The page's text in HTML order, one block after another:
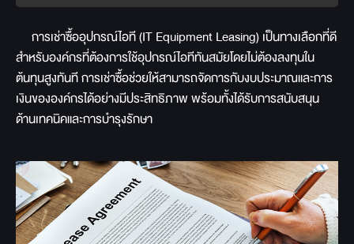
การเช่าซื้ออุปกรณ์ไอที (IT Equipment Leasing) เป็นทางเลือกที่ดี
สำหรับองค์กรที่ต้องการใช้อุปกรณ์ไอทีทันสมัยโดยไม่ต้องลงทุนใน
ต้นทุนสูงทันที การเช่าซื้อช่วยให้สามารถจัดการกับงบประมาณและการ
เงินขององค์กรได้อย่างมีประสิทธิภาพ พร้อมทั้งได้รับการสนับสนุน
ด้านเทคนิคและการบำรุงรักษา